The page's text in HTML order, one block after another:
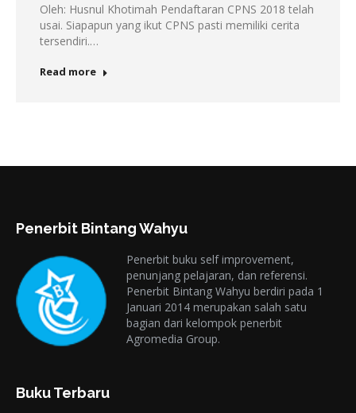
Oleh: Husnul Khotimah Pendaftaran CPNS 2018 telah
usai. Siapapun yang ikut CPNS pasti memiliki cerita
tersendiri.…
Read more
Penerbit Bintang Wahyu
Penerbit buku self improvement,
penunjang pelajaran, dan referensi.
Penerbit Bintang Wahyu berdiri pada 1
Januari 2014 merupakan salah satu
bagian dari kelompok penerbit
Agromedia Group.
Buku Terbaru